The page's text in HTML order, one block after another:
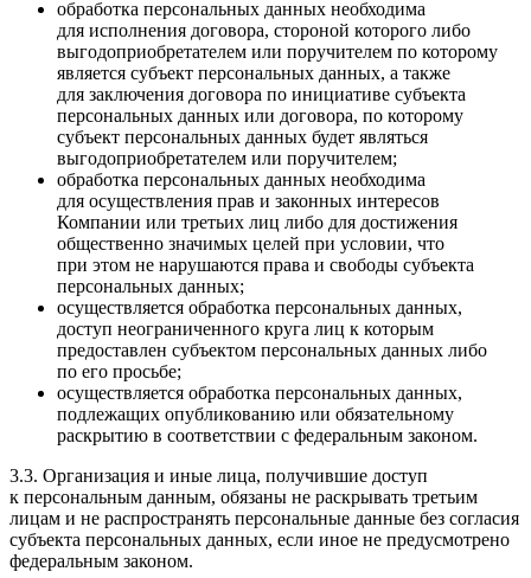
обработка персональных данных необходима
для исполнения договора, стороной которого либо
выгодоприобретателем или поручителем по которому
является субъект персональных данных, а также
для заключения договора по инициативе субъекта
персональных данных или договора, по которому
субъект персональных данных будет являться
выгодоприобретателем или поручителем;
обработка персональных данных необходима
для осуществления прав и законных интересов
Компании или третьих лиц либо для достижения
общественно значимых целей при условии, что
при этом не нарушаются права и свободы субъекта
персональных данных;
осуществляется обработка персональных данных,
доступ неограниченного круга лиц к которым
предоставлен субъектом персональных данных либо
по его просьбе;
осуществляется обработка персональных данных,
подлежащих опубликованию или обязательному
раскрытию в соответствии с федеральным законом.
3.3. Организация и иные лица, получившие доступ
к персональным данным, обязаны не раскрывать третьим
лицам и не распространять персональные данные без согласия
субъекта персональных данных, если иное не предусмотрено
федеральным законом.